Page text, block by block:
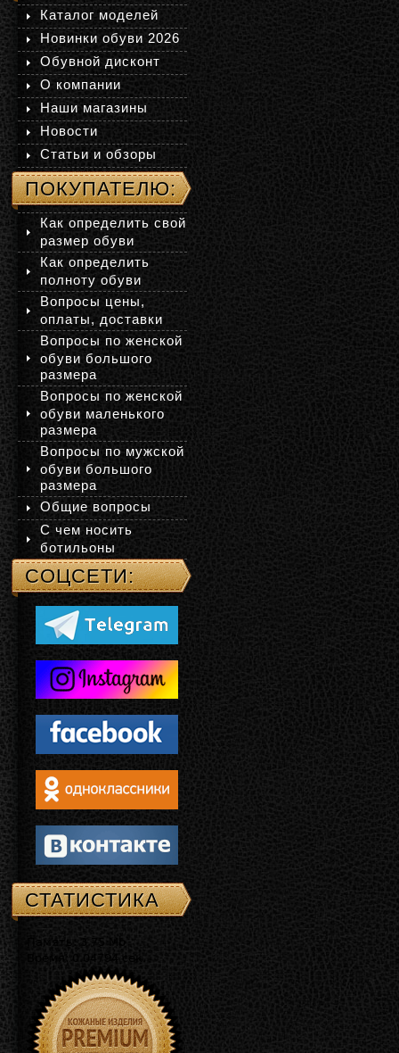
Каталог моделей
Новинки обуви 2026
Обувной дисконт
О компании
Наши магазины
Новости
Статьи и обзоры
ПОКУПАТЕЛЮ:
Как определить свой
размер обуви
Как определить
полноту обуви
Вопросы цены,
оплаты, доставки
Вопросы по женской
обуви большого
размера
Вопросы по женской
обуви маленького
размера
Вопросы по мужской
обуви большого
размера
Общие вопросы
С чем носить
ботильоны
СОЦСЕТИ:
СТАТИСТИКА
Память: 3.75 Mb
Время: 0.04794 сек.